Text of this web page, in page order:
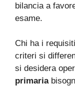
bilancia a
esame.
Chi ha i
criteri si
si desidera
primaria